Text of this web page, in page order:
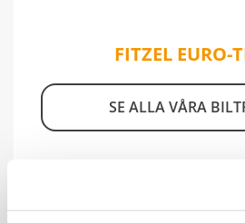
FITZEL EURO-
SE ALLA VÅRA